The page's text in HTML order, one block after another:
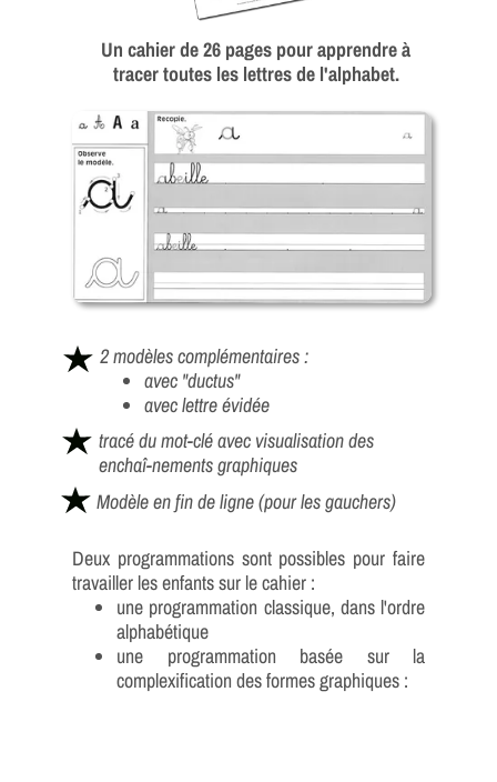
Un cahier de 26 pages pour apprendre à
tracer toutes les lettres de l'alphabet.
tracé du mot-clé avec visualisation des
enchaî-nements graphiques
2 modèles complémentaires :
avec "ductus"
avec lettre évidée
Modèle en fin de ligne(pour les gauchers)
Deux programmations sont possibles pour faire
travailler les enfants sur le cahier :
une programmation classique, dans l'ordre
alphabétique
une programmation basée sur la
complexification des formes graphiques :